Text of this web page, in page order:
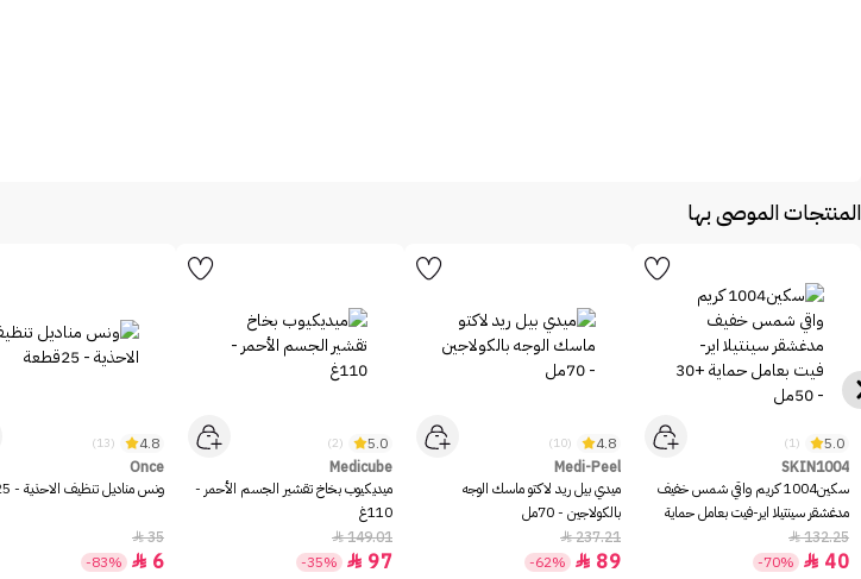
المنتجات الموصى بها
5.0
(1)
SKIN1004
سكين1004 كريم واقي شمس خفيف
مدغشقر سينتيلا اير-فيت بعامل حماية
+30 - 50مل
132.25

40

-70%
4.8
(10)
Medi-Peel
ميدي بيل ريد لاكتو ماسك الوجه
بالكولاجين - 70مل
237.21

89

-62%
5.0
(2)
Medicube
ميديكيوب بخاخ تقشير الجسم الأحمر -
110غ
149.01

97

-35%
4.8
(13)
Once
ونس مناديل تنظيف الاحذية - 25قطعة
35

6

-83%